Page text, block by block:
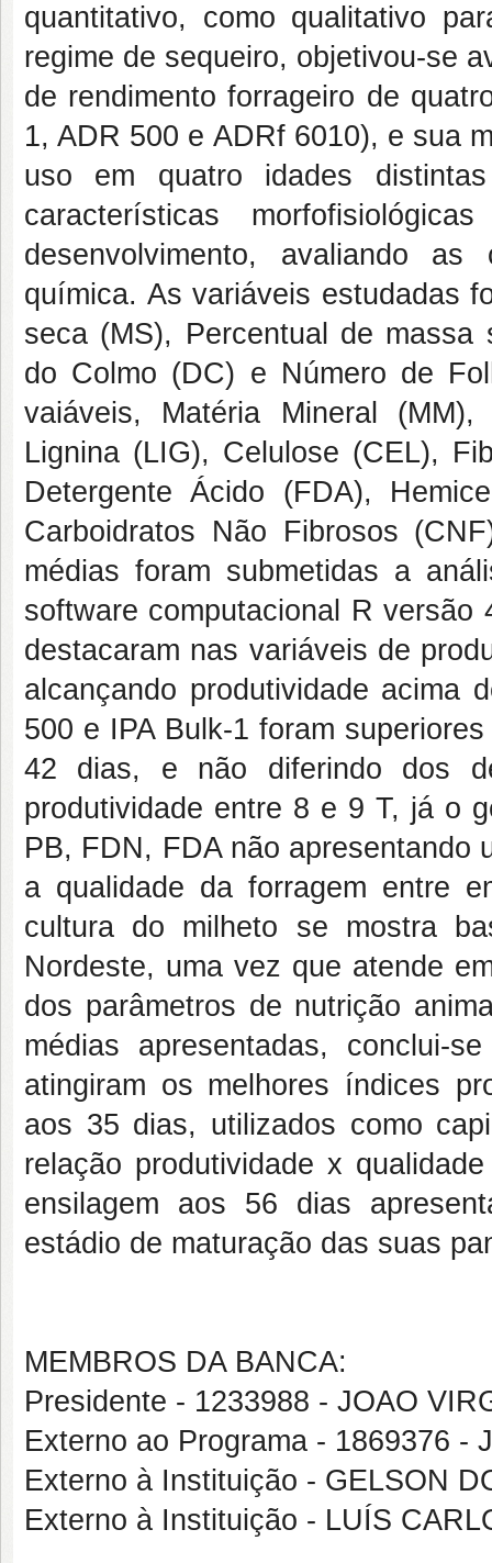
quantitativo, como qualitativo
regime de sequeiro, objetivou-se
de rendimento forrageiro de
1, ADR 500 e ADRf 6010), e sua
uso em quatro idades
características
desenvolvimento, avaliando as
química. As variáveis estudadas
seca (MS), Percentual de
do Colmo (DC) e Número de
vaiáveis, Matéria Mineral
Lignina (LIG), Celulose (CEL),
Detergente Ácido (FDA),
Carboidratos Não Fibrosos
médias foram submetidas a
software computacional R
destacaram nas variáveis de
alcançando produtividade acima
500 e IPA Bulk-1 foram
42 dias, e não diferindo dos
produtividade entre 8 e 9 T, já o
PB, FDN, FDA não apresentando
a qualidade da forragem entre
cultura do milheto se mostra
Nordeste, uma vez que atende
dos parâmetros de nutrição
médias apresentadas, conclui-
atingiram os melhores índices
aos 35 dias, utilizados como
relação produtividade x
ensilagem aos 56 dias
estádio de maturação das suas
MEMBROS DA BANCA:
Presidente - 1233988 - JOAO
Externo ao Programa - 1869376 -
Externo à Instituição - GELSON
Externo à Instituição - LUÍS